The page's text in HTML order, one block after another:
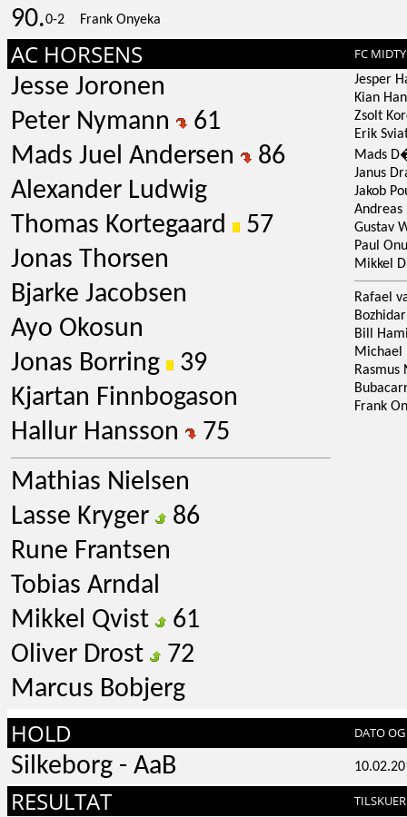
90.0-2 Frank Onyeka
AC HORSENS FC
Jesse Joronen
Peter Nymann
61
Mads Juel Andersen
86
Alexander Ludwig
Thomas Kortegaard
57
Jonas Thorsen
Bjarke Jacobsen
Ayo Okosun
Jonas Borring
39
Kjartan Finnbogason
Hallur Hansson
75
Mathias Nielsen
Lasse Kryger
86
Rune Frantsen
Tobias Arndal
Mikkel Qvist
61
Oliver Drost
72
Marcus Bobjerg
Jesper
Kian
Zsolt
Erik
Mads
Janus
Jakob
Andreas
Gustav
Paul
Mikkel
Rafael
Bill
Michael
Rasmus
Frank
HOLD DATO
Silkeborg - AaB
RESULTAT